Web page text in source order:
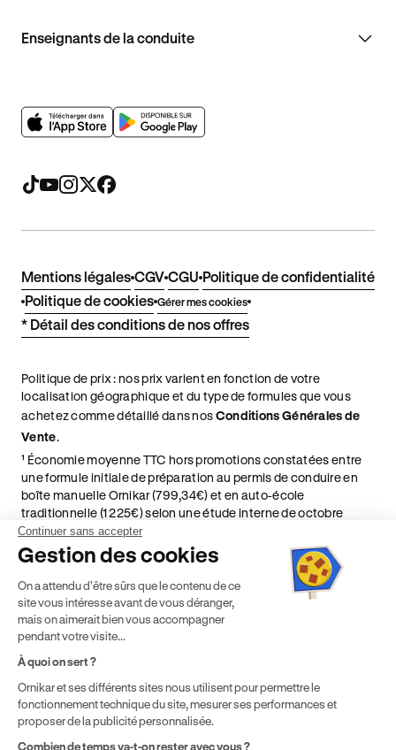
Enseignants de la conduite
Mentions légales CGV CGU Politique de confidentialité
Politique de cookies Gérer mes cookies
* Détail des conditions de nos offres
Politique de prix : nos prix varient en fonction de votre
localisation géographique et du type de formules que vous
achetez comme détaillé dans nosConditions Générales de
Vente.
¹ Économie moyenne TTC hors promotions constatées entre
une formule initiale de préparation au permis de conduire en
boîte manuelle Ornikar (799,34€) et en auto-école
traditionnelle (1 225€) selon une étude interne de octobre
2024. Étude menée sur le marché des auto-écoles situées en
France métropolitaine & en outre-mer.
² Le prix de référence auquel est appliqué cette réduction
dépend de la zone géographique dans laquelle vous souhaitez
effectuer vos heures de conduite conformément à l'Article 6
de nos Conditions Générales de Vente
⁵ Montant du financement CPF variable selon les droits acquis
par chaque bénéficiaire. Exemple donné pour un titulaire
solde disponible sur le Compte Personnel de Formation et du
prix de la formation choisie.
Continuer sans accepter
Gestion des cookies
On a attendu d'être sûrs que le contenu de ce
site vous intéresse avant de vous déranger,
mais on aimerait bien vous accompagner
pendant votre visite...
À quoi on sert ?
Ornikar et ses différents sites nous utilisent pour permettre le
fonctionnement technique du site, mesurer ses performances et
proposer de la publicité personnalisée.
Combien de temps va-t-on rester avec vous ?